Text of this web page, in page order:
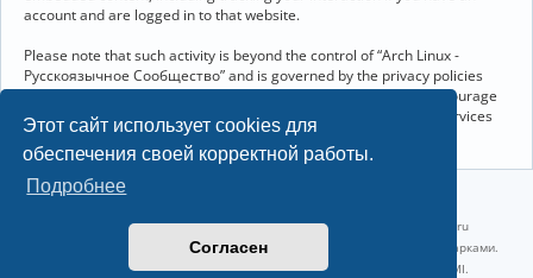
Этот сайт использует cookies для
обеспечения своей корректной работы.
Подробнее
Согласен
account and are logged in to that website.
Please note that such activity is beyond the control of “Arch Linux -
Русскоязычное Сообщество” and is governed by the privacy policies
and terms of service of the respective external websites. We encourage
you to review the privacy and cookie policies of any third-party services
you interact with through embedded content.
Linux 6.18.40-1-lts x86_64 GNU/Linux 2026-07-26 08:48:12 |
vps reg.ru
Название и логотип Arch Linux ™ являются признанными торговыми марками.
Linux ® — зарегистрированная торговая марка Linus Torvalds и LMI.